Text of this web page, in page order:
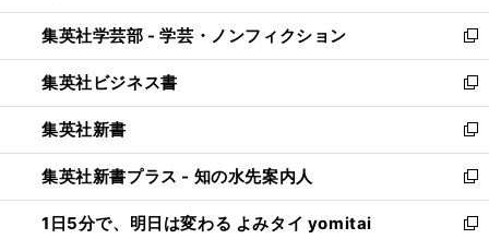
開
く
ウ
で
開
く
ン
ド
ウ
で
開
く
ウ
ィ
ン
ド
ウ
で
開
く
集英社学芸部 - 学芸・ノンフィクション
新
し
い
ウ
ィ
ン
ド
ウ
で
集英社ビジネス書
新
し
い
ウ
ィ
ン
ド
集英社新書
新
し
い
ウ
ィ
集英社新書プラス - 知の水先案内人
新
し
い
1日5分で、明日は変わる よみタイ yomitai
新